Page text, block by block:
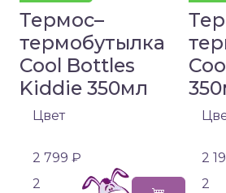
Термос–
термобутылка
Cool Bottles
Kiddie 350мл
Цвет
2 799 ₽
2
2
2